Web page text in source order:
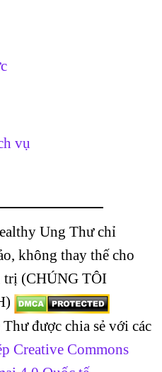
vụ
Ung Thư chỉ
không thay thế cho
trị (CHÚNG TÔI
được chia sẻ với các
Creative Commons